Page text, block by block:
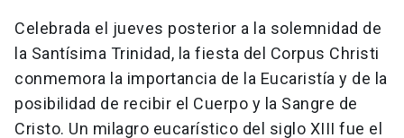
Celebrada el jueves posterior a la solemnidad de
la Santísima Trinidad, la fiesta del Corpus Christi
conmemora la importancia de la Eucaristía y de la
posibilidad de recibir el Cuerpo y la Sangre de
Cristo. Un milagro eucarístico del siglo XIII fue el